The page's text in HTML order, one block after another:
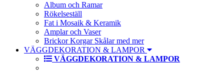
Album och Ramar
Rökelseställ
Fat i Mosaik & Keramik
Amplar och Vaser
Brickor Korgar Skålar med mer
VÄGGDEKORATION & LAMPOR
VÄGGDEKORATION & LAMPOR